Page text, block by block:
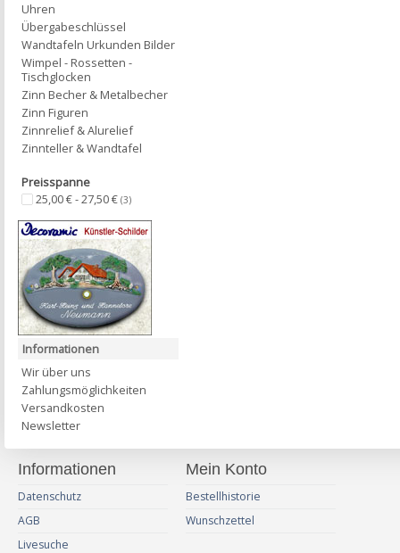
Uhren
Übergabeschlüssel
Wandtafeln Urkunden Bilder
Wimpel - Rossetten -
Tischglocken
Zinn Becher & Metalbecher
Zinn Figuren
Zinnrelief & Alurelief
Zinnteller & Wandtafel
Preisspanne
25,00 € - 27,50 € (3)
Informationen
Wir über uns
Zahlungsmöglichkeiten
Versandkosten
Newsletter
Informationen
Datenschutz
AGB
Livesuche
Mein Konto
Bestellhistorie
Wunschzettel